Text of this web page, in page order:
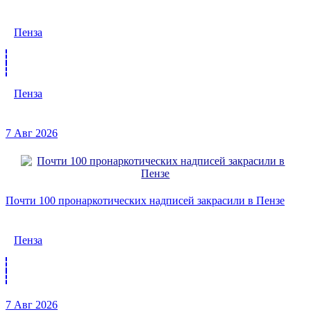
Пенза
Пенза
7 Авг 2026
Почти 100 пронаркотических надписей закрасили в Пензе
Пенза
7 Авг 2026